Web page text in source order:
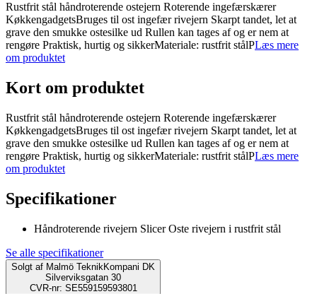
Rustfrit stål håndroterende ostejern Roterende ingefærskærer
KøkkengadgetsBruges til ost ingefær rivejern Skarpt tandet, let at
grave den smukke ostesilke ud Rullen kan tages af og er nem at
rengøre Praktisk, hurtig og sikkerMateriale: rustfrit stålPLæs mere
om produktet
Kort om produktet
Rustfrit stål håndroterende ostejern Roterende ingefærskærer
KøkkengadgetsBruges til ost ingefær rivejern Skarpt tandet, let at
grave den smukke ostesilke ud Rullen kan tages af og er nem at
rengøre Praktisk, hurtig og sikkerMateriale: rustfrit stålPLæs mere
om produktet
Specifikationer
Håndroterende rivejern Slicer Oste rivejern i rustfrit stål
Se alle specifikationer
Solgt af Malmö TeknikKompani DK
Silverviksgatan 30
CVR-nr: SE559159593801